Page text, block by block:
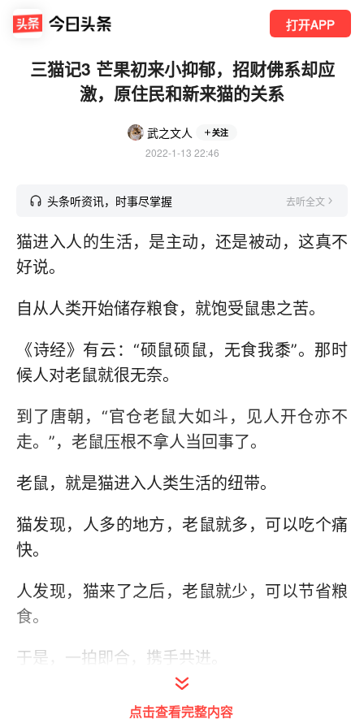
打开APP
三猫记3 芒果初来小抑郁，招财佛系却应
激，原住民和新来猫的关系
武之文人 关注
2022-1-13 22:46
头条听资讯，时事尽掌握 去听全文
猫进入人的生活，是主动，还是被动，这真不
好说。
自从人类开始储存粮食，就饱受鼠患之苦。
《诗经》有云：“硕鼠硕鼠，无食我黍”。那时
候人对老鼠就很无奈。
到了唐朝，“官仓老鼠大如斗，见人开仓亦不
走。”，老鼠压根不拿人当回事了。
老鼠，就是猫进入人类生活的纽带。
猫发现，人多的地方，老鼠就多，可以吃个痛
快。
人发现，猫来了之后，老鼠就少，可以节省粮
食。
于是，一拍即合，携手共进。
猫和人，本来就是平等的关系。
点击查看完整内容